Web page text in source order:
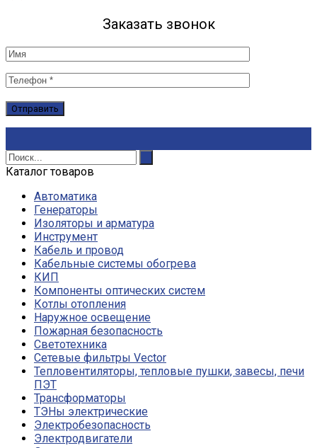
Заказать звонок
Каталог товаров
Автоматика
Генераторы
Изоляторы и арматура
Инструмент
Кабель и провод
Кабельные системы обогрева
КИП
Компоненты оптических систем
Котлы отопления
Наружное освещение
Пожарная безопасность
Светотехника
Сетевые фильтры Vector
Тепловентиляторы, тепловые пушки, завесы, печи
ПЭТ
Трансформаторы
ТЭНы электрические
Электробезопасность
Электродвигатели